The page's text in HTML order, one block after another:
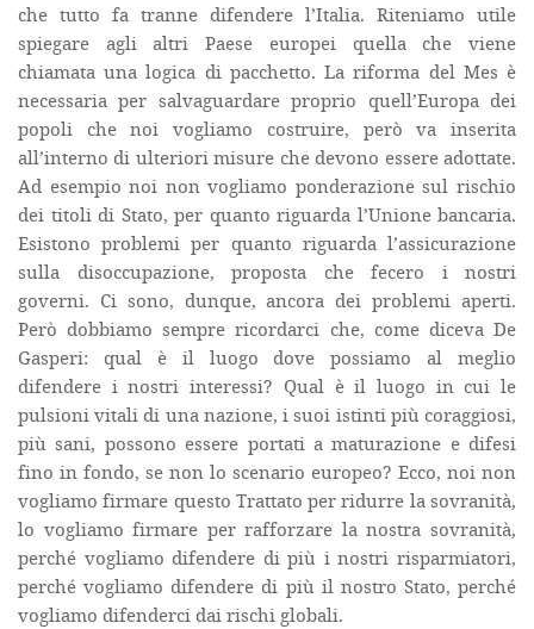
che tutto fa tranne difendere l’Italia. Riteniamo utile
spiegare agli altri Paese europei quella che viene
chiamata una logica di pacchetto. La riforma del Mes è
necessaria per salvaguardare proprio quell’Europa dei
popoli che noi vogliamo costruire, però va inserita
all’interno di ulteriori misure che devono essere adottate.
Ad esempio noi non vogliamo ponderazione sul rischio
dei titoli di Stato, per quanto riguarda l’Unione bancaria.
Esistono problemi per quanto riguarda l’assicurazione
sulla disoccupazione, proposta che fecero i nostri
governi. Ci sono, dunque, ancora dei problemi aperti.
Però dobbiamo sempre ricordarci che, come diceva De
Gasperi: qual è il luogo dove possiamo al meglio
difendere i nostri interessi? Qual è il luogo in cui le
pulsioni vitali di una nazione, i suoi istinti più coraggiosi,
più sani, possono essere portati a maturazione e difesi
fino in fondo, se non lo scenario europeo? Ecco, noi non
vogliamo firmare questo Trattato per ridurre la sovranità,
lo vogliamo firmare per rafforzare la nostra sovranità,
perché vogliamo difendere di più i nostri risparmiatori,
perché vogliamo difendere di più il nostro Stato, perché
vogliamo difenderci dai rischi globali.